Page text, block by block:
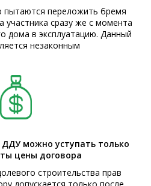
пытаются переложить бремя
участника сразу же с момента
дома в эксплуатацию. Данный
незаконным
можно уступать только
цены договора
строительства прав